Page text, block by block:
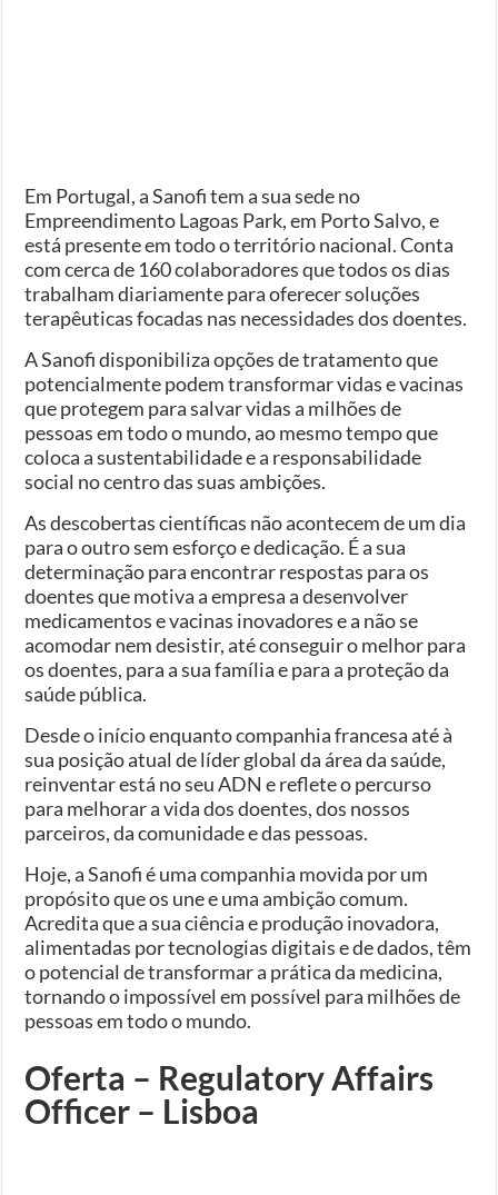
Em Portugal, a Sanofi tem a sua sede no
Empreendimento Lagoas Park, em Porto Salvo, e
está presente em todo o território nacional. Conta
com cerca de 160 colaboradores que todos os dias
trabalham diariamente para oferecer soluções
terapêuticas focadas nas necessidades dos doentes.
A Sanofi disponibiliza opções de tratamento que
potencialmente podem transformar vidas e vacinas
que protegem para salvar vidas a milhões de
pessoas em todo o mundo, ao mesmo tempo que
coloca a sustentabilidade e a responsabilidade
social no centro das suas ambições.
As descobertas científicas não acontecem de um dia
para o outro sem esforço e dedicação. É a sua
determinação para encontrar respostas para os
doentes que motiva a empresa a desenvolver
medicamentos e vacinas inovadores e a não se
acomodar nem desistir, até conseguir o melhor para
os doentes, para a sua família e para a proteção da
saúde pública.
Desde o início enquanto companhia francesa até à
sua posição atual de líder global da área da saúde,
reinventar está no seu ADN e reflete o percurso
para melhorar a vida dos doentes, dos nossos
parceiros, da comunidade e das pessoas.
Hoje, a Sanofi é uma companhia movida por um
propósito que os une e uma ambição comum.
Acredita que a sua ciência e produção inovadora,
alimentadas por tecnologias digitais e de dados, têm
o potencial de transformar a prática da medicina,
tornando o impossível em possível para milhões de
pessoas em todo o mundo.
Oferta – Regulatory Affairs
Officer – Lisboa